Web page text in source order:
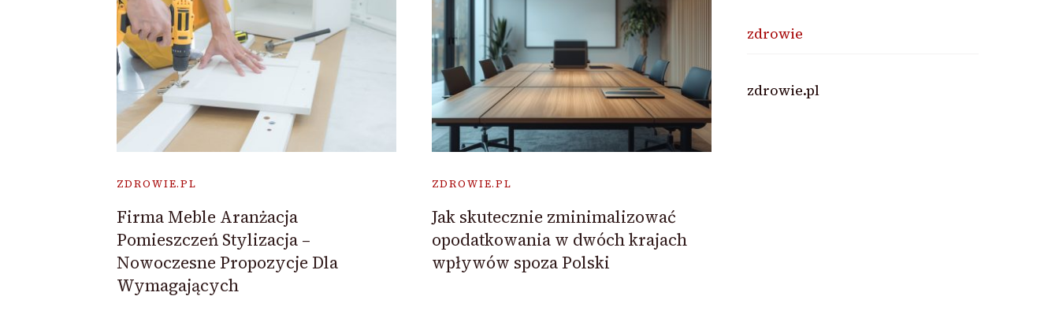
ZDROWIE.PL
Firma Meble Aranżacja
Pomieszczeń Stylizacja –
Nowoczesne Propozycje Dla
Wymagających
ZDROWIE.PL
Jak skutecznie zminimalizować
opodatkowania w dwóch krajach
wpływów spoza Polski
zdrowie
zdrowie.pl